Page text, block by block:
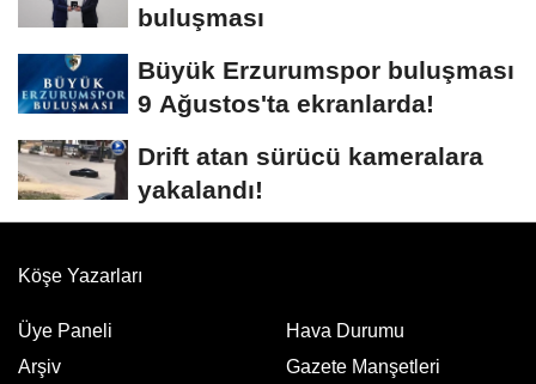
buluşması
Büyük Erzurumspor buluşması
9 Ağustos'ta ekranlarda!
Drift atan sürücü kameralara
yakalandı!
Köşe Yazarları
Üye Paneli
Arşiv
Hava Durumu
Gazete Manşetleri